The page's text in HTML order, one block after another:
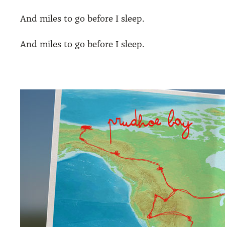
And miles to go befo­re I sleep.
And miles to go befo­re I sleep.